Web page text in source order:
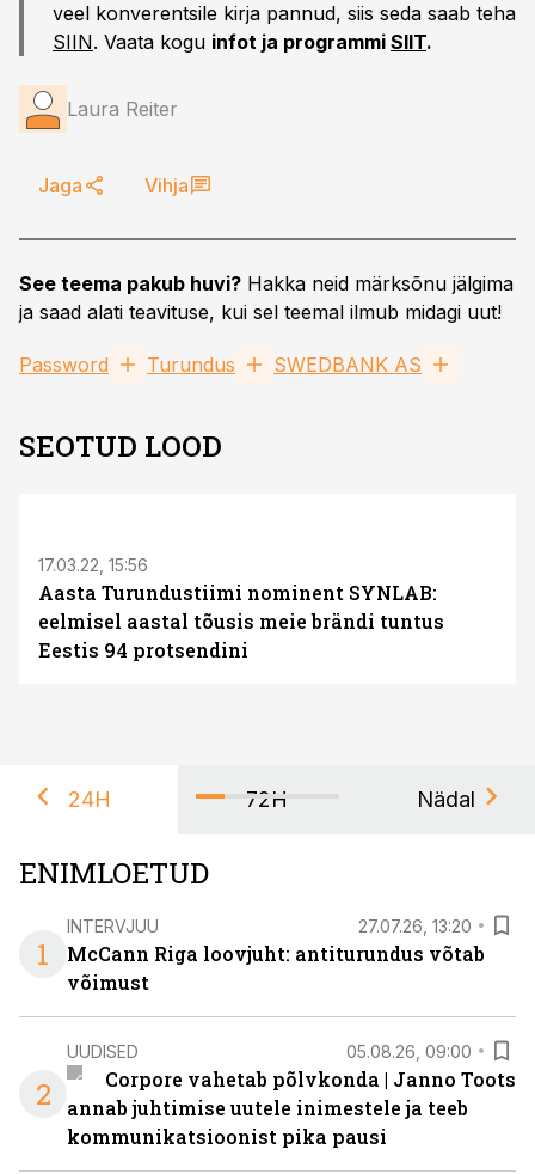
veel konverentsile kirja pannud, siis seda saab teha
SIIN. Vaata kogu infot ja programmi SIIT.
Laura Reiter
Jaga Vihja
See teema pakub huvi? Hakka neid märksõnu jälgima
ja saad alati teavituse, kui sel teemal ilmub midagi uut!
Password Turundus SWEDBANK AS
SEOTUD LOOD
17.03.22, 15:56
Aasta Turundustiimi nominent SYNLAB:
eelmisel aastal tõusis meie brändi tuntus
Eestis 94 protsendini
24H 72H Nädal
ENIMLOETUD
1
INTERVJUU 27.07.26, 13:20
McCann Riga loovjuht: antiturundus võtab
võimust
2
UUDISED 05.08.26, 09:00
Corpore vahetab põlvkonda | Janno Toots
annab juhtimise uutele inimestele ja teeb
kommunikatsioonist pika pausi